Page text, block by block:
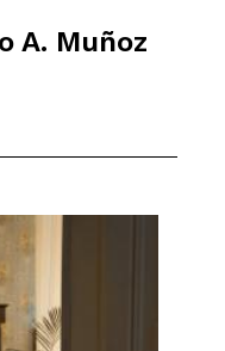
A. Muñoz